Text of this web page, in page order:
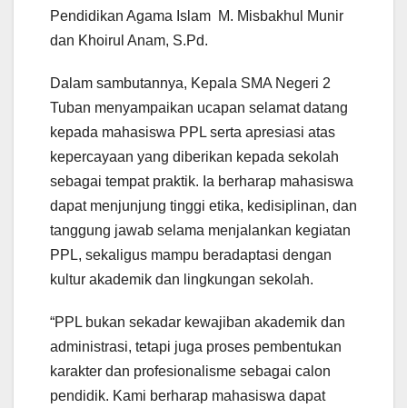
Pendidikan Agama Islam M. Misbakhul Munir
dan Khoirul Anam, S.Pd.
Dalam sambutannya, Kepala SMA Negeri 2
Tuban menyampaikan ucapan selamat datang
kepada mahasiswa PPL serta apresiasi atas
kepercayaan yang diberikan kepada sekolah
sebagai tempat praktik. Ia berharap mahasiswa
dapat menjunjung tinggi etika, kedisiplinan, dan
tanggung jawab selama menjalankan kegiatan
PPL, sekaligus mampu beradaptasi dengan
kultur akademik dan lingkungan sekolah.
“PPL bukan sekadar kewajiban akademik dan
administrasi, tetapi juga proses pembentukan
karakter dan profesionalisme sebagai calon
pendidik. Kami berharap mahasiswa dapat